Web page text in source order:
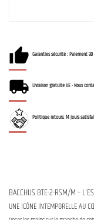
Garanties sécurité : Paiement
Livraison gratuite UE - Nous
Politique retours: 14 jours
BACCHUS BTE-2-RSM/M –
UNE ICÔNE INTEMPORELLE AU